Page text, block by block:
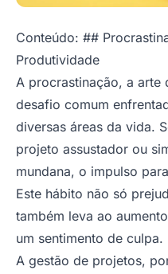
Conteúdo: ##
Produtividade
A procrastinação, a arte
desafio comum
diversas áreas da vida.
projeto assustador ou
mundana, o impulso
Este hábito não só
também leva ao
um sentimento de culpa.
A gestão de projetos,